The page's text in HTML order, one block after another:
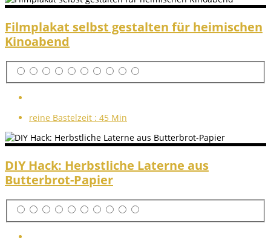
Filmplakat selbst gestalten für heimischen
Kinoabend
reine Bastelzeit : 45 Min
DIY Hack: Herbstliche Laterne aus
Butterbrot-Papier